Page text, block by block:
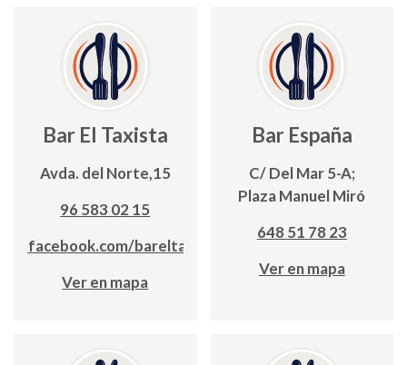
Bar El Taxista
Avda. del Norte,15
96 583 02 15
bareltaxista
Ver en mapa
Bar España
C/ Del Mar 5-A;
Plaza Manuel Miró
648 51 78 23
Ver en mapa